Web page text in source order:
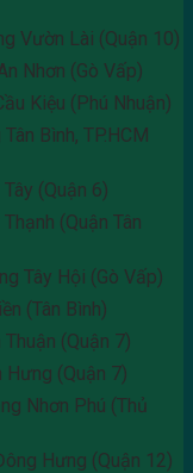
Vườn Lài (Quận 10)
Nhơn (Gò Vấp)
Kiệu (Phú Nhuận)
Bình, TP.HCM
(Quận 6)
(Quận Tân
Tây Hội (Gò Vấp)
(Tân Bình)
(Quận 7)
(Quận 7)
Nhơn Phú (Thủ
Hưng (Quận 12)